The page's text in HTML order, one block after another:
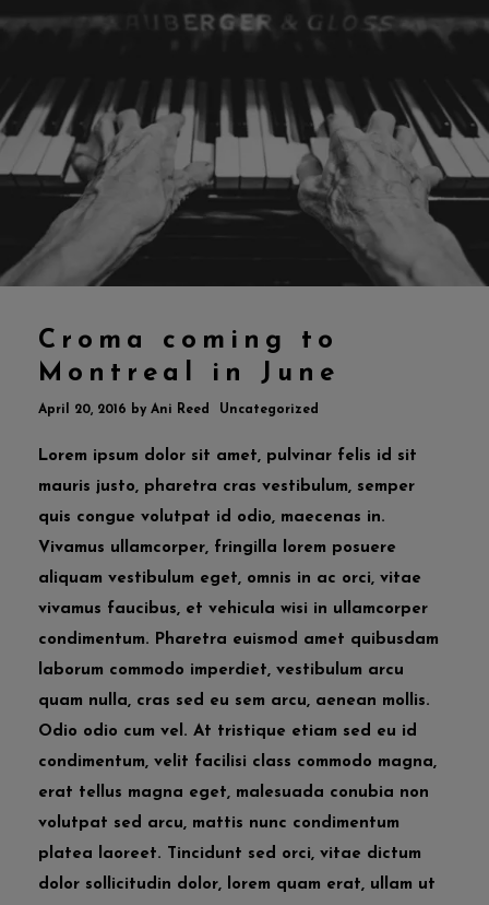
Croma coming to
Montreal in June
April 20, 2016 by Ani Reed Uncategorized
Lorem ipsum dolor sit amet, pulvinar felis id sit
mauris justo, pharetra cras vestibulum, semper
quis congue volutpat id odio, maecenas in.
Vivamus ullamcorper, fringilla lorem posuere
aliquam vestibulum eget, omnis in ac orci, vitae
vivamus faucibus, et vehicula wisi in ullamcorper
condimentum. Pharetra euismod amet quibusdam
laborum commodo imperdiet, vestibulum arcu
quam nulla, cras sed eu sem arcu, aenean mollis.
Odio odio cum vel. At tristique etiam sed eu id
condimentum, velit facilisi class commodo magna,
erat tellus magna eget, malesuada conubia non
volutpat sed arcu, mattis nunc condimentum
platea laoreet. Tincidunt sed orci, vitae dictum
dolor sollicitudin dolor, lorem quam erat, ullam ut